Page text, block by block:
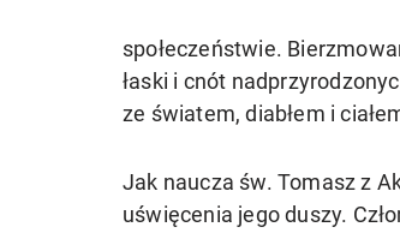
społeczeństwie.
łaski i cnót
ze światem, diabłem i
Jak naucza św. Tomasz z
uświęcenia jego duszy.